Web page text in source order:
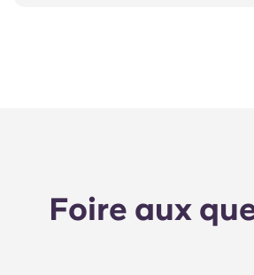
Foire aux